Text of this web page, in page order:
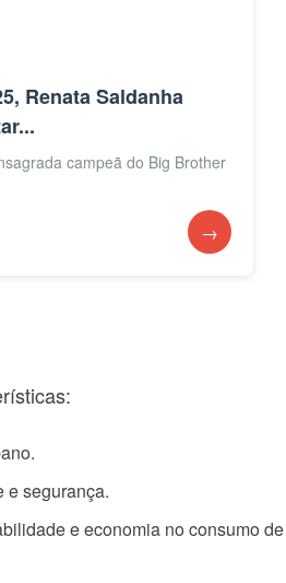
Renata Saldanha
campeã do Big Brother
→
e segurança.
e economia no consumo